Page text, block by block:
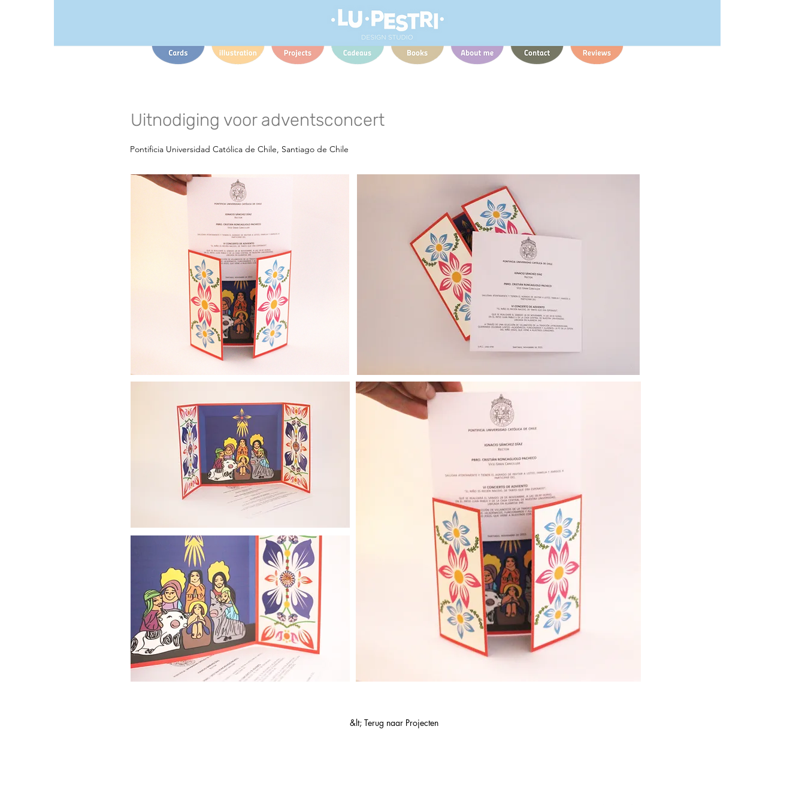
Uitnodiging voor adventsconcert
Pontificia Universidad Católica de Chile, Santiago de Chile
&lt; Terug naar Projecten